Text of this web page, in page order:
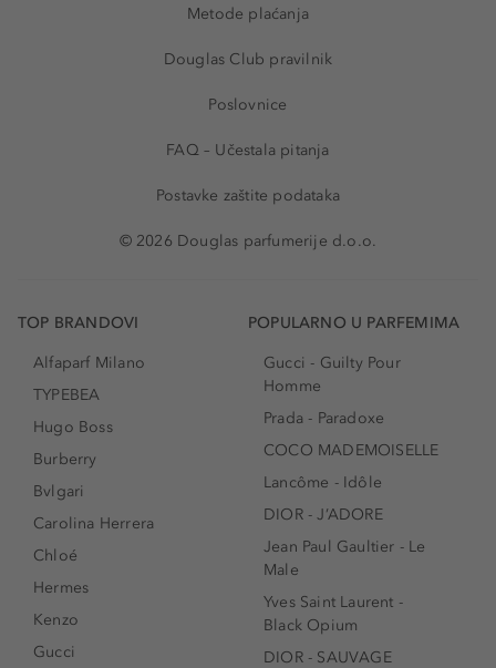
Metode plaćanja
Douglas Club pravilnik
Poslovnice
FAQ – Učestala pitanja
Postavke zaštite podataka
© 2026 Douglas parfumerije d.o.o.
TOP BRANDOVI
Alfaparf Milano
TYPEBEA
Hugo Boss
Burberry
Bvlgari
Carolina Herrera
Chloé
Hermes
Kenzo
Gucci
POPULARNO U PARFEMIMA
Gucci - Guilty Pour
Homme
Prada - Paradoxe
COCO MADEMOISELLE
Lancôme - Idôle
DIOR - J’ADORE
Jean Paul Gaultier - Le
Male
Yves Saint Laurent -
Black Opium
DIOR - SAUVAGE